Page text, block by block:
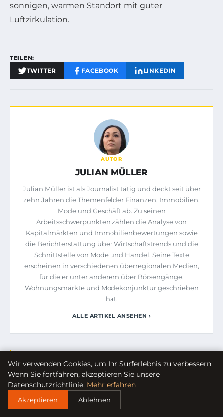
sonnigen, warmen Standort mit guter
Luftzirkulation.
TEILEN:
TWITTER FACEBOOK LINKEDIN
AUTOR
JULIAN MÜLLER
Julian Müller ist als Journalist tätig und deckt seit über
zehn Jahren die Themenfelder Finanzen, Immobilien,
Mode und Geschäft ab. Zu seinen
Arbeitsschwerpunkten zählen die Analyse von
Kapitalmärkten und Immobilienbewertungen sowie
die Berichterstattung über Wirtschaftstrends und die
Schnittstelle von Mode und Handel. Seine Texte
erscheinen in verschiedenen überregionalen Medien,
für die er unter anderem über Börsengänge,
Wohnungsmärkte und Modekonjunktur geschrieben
hat.
ALLE ARTIKEL ANSEHEN ›
Wir verwenden Cookies, um Ihr Surferlebnis zu verbessern.
Wenn Sie fortfahren, akzeptieren Sie unsere
Datenschutzrichtlinie. Mehr erfahren
Akzeptieren Ablehnen